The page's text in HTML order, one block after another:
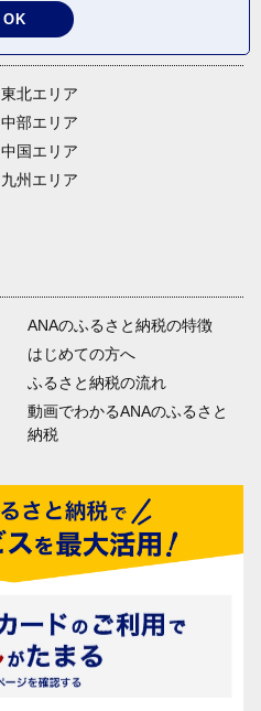
東北エリア
中部エリア
中国エリア
九州エリア
ANAのふるさと納税の特徴
はじめての方へ
ふるさと納税の流れ
動画でわかるANAのふるさと
納税
OK